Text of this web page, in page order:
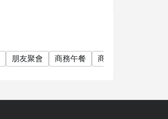
朋友聚會 商務午餐 商務晚餐